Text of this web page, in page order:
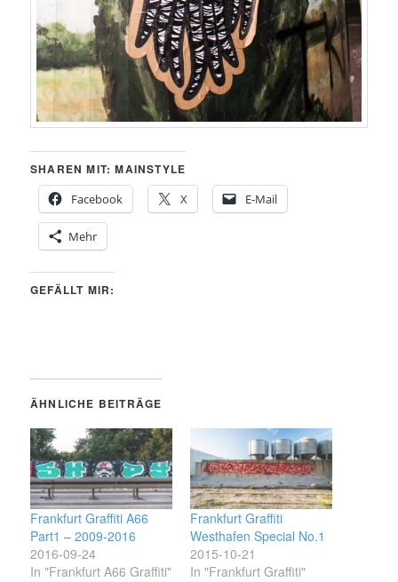
SHAREN MIT: MAINSTYLE
Facebook
X E-Mail
Mehr
GEFÄLLT MIR:
ÄHNLICHE BEITRÄGE
Frankfurt Graffiti A66
Part1 – 2009-2016
2016-09-24
In "Frankfurt A66 Graffiti"
Frankfurt Graffiti
Westhafen Special No.1
2015-10-21
In "Frankfurt Graffiti"